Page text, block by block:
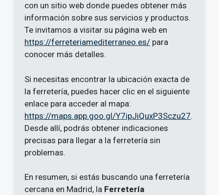
con un sitio web donde puedes obtener más
información sobre sus servicios y productos.
Te invitamos a visitar su página web en
https://ferreteriamediterraneo.es/ para
conocer más detalles.
Si necesitas encontrar la ubicación exacta de
la ferretería, puedes hacer clic en el siguiente
enlace para acceder al mapa:
https://maps.app.goo.gl/Y7ipJiQuxP3Sczu27.
Desde allí, podrás obtener indicaciones
precisas para llegar a la ferretería sin
problemas.
En resumen, si estás buscando una ferretería
cercana en Madrid, la Ferretería